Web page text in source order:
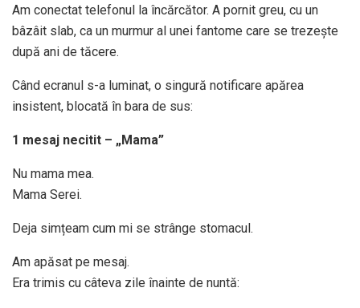
Am conectat telefonul la încărcător. A pornit greu, cu un
bâzâit slab, ca un murmur al unei fantome care se trezește
după ani de tăcere.
Când ecranul s-a luminat, o singură notificare apărea
insistent, blocată în bara de sus:
1 mesaj necitit – „Mama”
Nu mama mea.
Mama Serei.
Deja simțeam cum mi se strânge stomacul.
Am apăsat pe mesaj.
Era trimis cu câteva zile înainte de nuntă: